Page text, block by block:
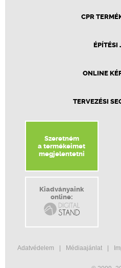
CPR
ÉPÍTÉSI
ONLINE
TERVEZÉSI
Szeretném
a termékeimet
megjelentetni
Kiadványaink
online:
Adatvédelem Médiaajánlat